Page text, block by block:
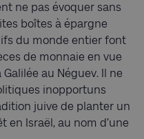
ne pas évoquer sans
boîtes à épargne
du monde entier font
de monnaie en vue
au Néguev. Il ne
inopportuns
juive de planter un
en Israël, au nom d’une